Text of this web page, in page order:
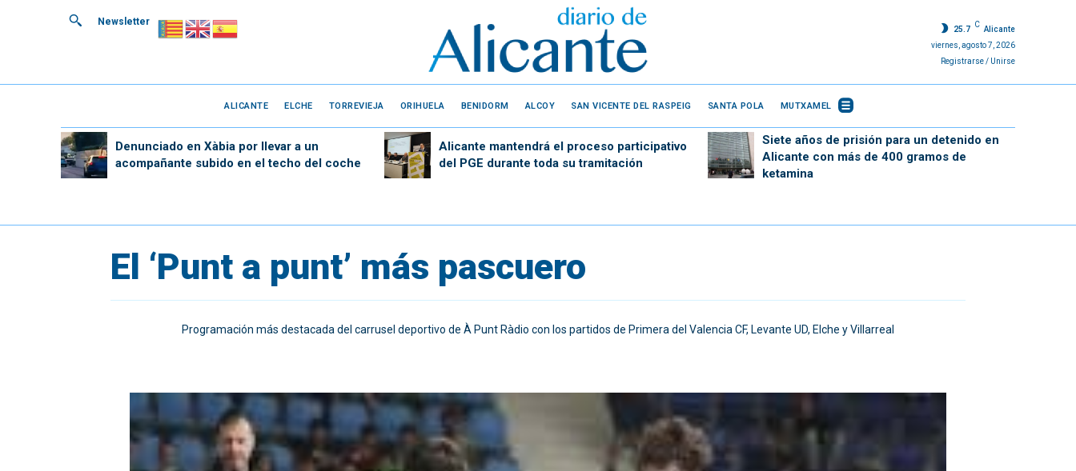
Newsletter
25.7
C
Alicante
viernes, agosto 7, 2026
Registrarse / Unirse
ALICANTE ELCHE TORREVIEJA ORIHUELA BENIDORM ALCOY SAN VICENTE DEL RASPEIG SANTA POLA MUTXAMEL
Denunciado en Xàbia por llevar a un
acompañante subido en el techo del coche
Alicante mantendrá el proceso participativo
del PGE durante toda su tramitación
Siete años de prisión para un detenido en
Alicante con más de 400 gramos de
ketamina
El ‘Punt a punt’ más pascuero
Programación más destacada del carrusel deportivo de À Punt Ràdio con los partidos de Primera del Valencia CF, Levante UD, Elche y Villarreal